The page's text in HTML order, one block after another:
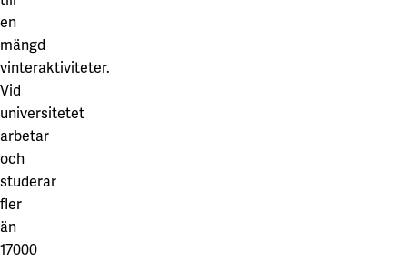
en
mängd
vinteraktiviteter.
Vid
universitetet
arbetar
och
studerar
fler
än
17000